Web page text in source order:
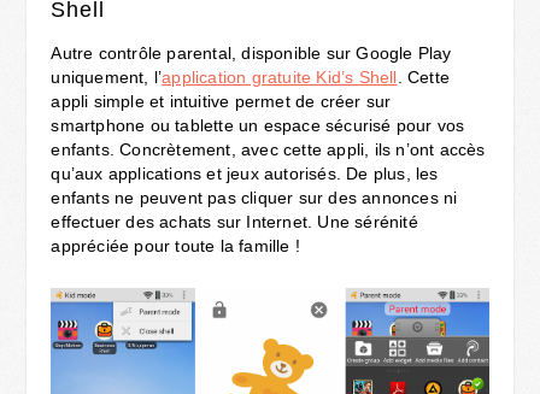
Shell
Autre contrôle parental, disponible sur Google Play
uniquement, l’application gratuite Kid’s Shell . Cette
appli simple et intuitive permet de créer sur
smartphone ou tablette un espace sécurisé pour vos
enfants. Concrètement, avec cette appli, ils n’ont accès
qu’aux applications et jeux autorisés. De plus, les
enfants ne peuvent pas cliquer sur des annonces ni
effectuer des achats sur Internet. Une sérénité
appréciée pour toute la famille !